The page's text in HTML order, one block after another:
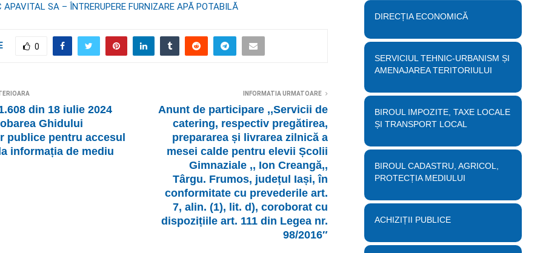
SA – ÎNTRERUPERE FURNIZARE APĂ POTABILĂ
0
din 18 iulie 2024
Ghidului
publice pentru accesul
informația de mediu
INFORMATIA URMATOARE
Anunt de participare ,,Servicii de
catering, respectiv pregătirea,
prepararea și livrarea zilnică a
mesei calde pentru elevii Școlii
Gimnaziale ,, Ion Creangă,,
Târgu. Frumos, județul Iași, în
conformitate cu prevederile art.
7, alin. (1), lit. d), coroborat cu
dispozițiile art. 111 din Legea nr.
98/2016″
DIRECȚIA ECONOMICĂ
SERVICIUL TEHNIC-URBANISM ȘI
AMENAJAREA TERITORIULUI
BIROUL IMPOZITE, TAXE LOCALE
ȘI TRANSPORT LOCAL
BIROUL CADASTRU, AGRICOL,
PROTECȚIA MEDIULUI
ACHIZIȚII PUBLICE